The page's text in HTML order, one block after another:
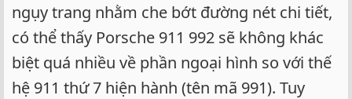
ngụy trang nhằm che bớt đường nét chi tiết,
có thể thấy Porsche 911 992 sẽ không khác
biệt quá nhiều về phần ngoại hình so với thế
hệ 911 thứ 7 hiện hành (tên mã 991). Tuy